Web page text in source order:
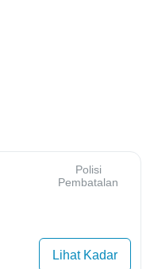
Polisi
Pembatalan
Lihat Kadar